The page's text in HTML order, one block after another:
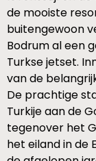
de mooiste
buitengewoon
Bodrum al een
Turkse jetset.
van de
De prachtige
Turkije aan de
tegenover het
het eiland in de